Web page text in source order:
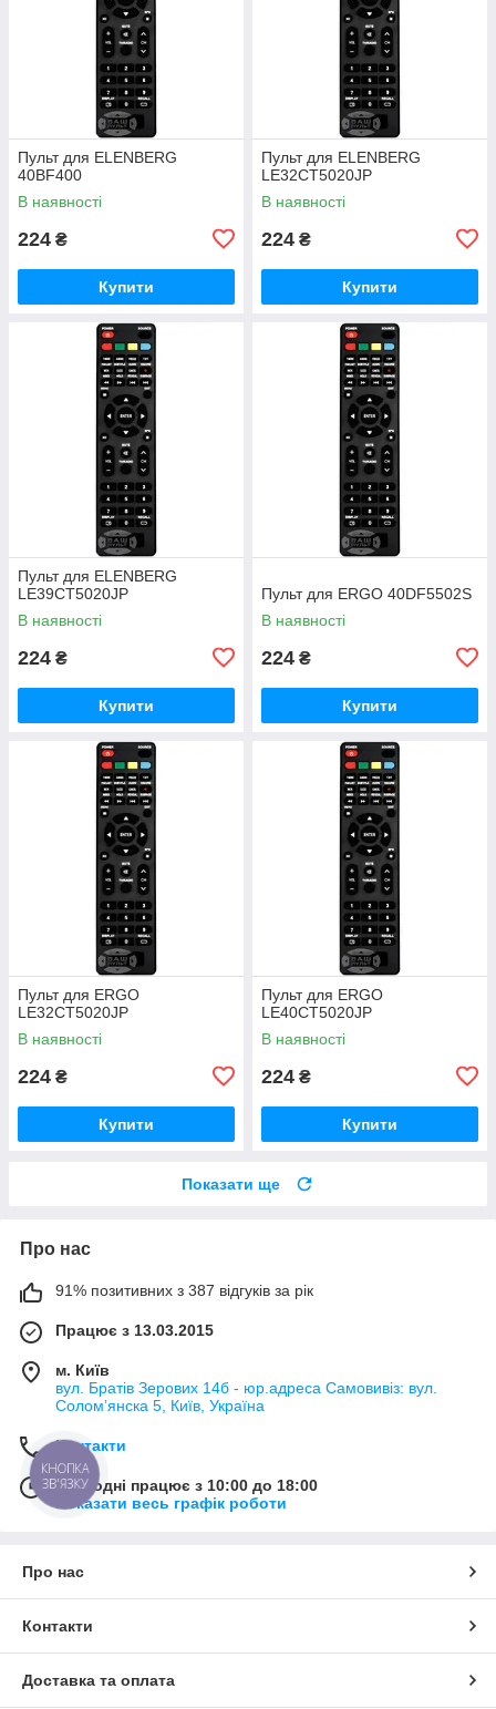
Пульт для ELENBERG
40BF400
В наявності
224 ₴
Купити
Пульт для ELENBERG
LE32CT5020JP
В наявності
224 ₴
Купити
Пульт для ELENBERG
LE39CT5020JP
В наявності
224 ₴
Купити
Пульт для ERGO 40DF5502S
В наявності
224 ₴
Купити
Пульт для ERGO
LE32CT5020JP
В наявності
224 ₴
Купити
Пульт для ERGO
LE40CT5020JP
В наявності
224 ₴
Купити
Показати ще
Про нас
91% позитивних з 387 відгуків за рік
Працює з 13.03.2015
м. Київ
вул. Братів Зерових 14б - юр.адреса Самовивіз: вул.
Соломʼянска 5, Київ, Україна
Контакти
Сьогодні працює з 10:00 до 18:00
Показати весь графік роботи
Про нас
Контакти
Доставка та оплата
КНОПКА
ЗВ'ЯЗКУ